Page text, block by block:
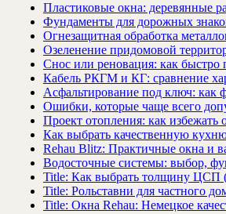
Пластиковые окна: деревянные
Фундаменты для дорожных
Огнезащитная обработка
Озеленение придомовой
Снос или реновация: как быстро
Кабель РКГМ и КГ: сравнение
Асфальтирование под ключ: как
Ошибки, которые чаще всего
Проект отопления: как
Как выбрать качественную
Rehau Blitz: Практичные окна и
Водосточные системы: выбор,
Title: Как выбрать толщину ЦСП
Title: Рольставни для частного
Title: Окна Rehau: Немецкое